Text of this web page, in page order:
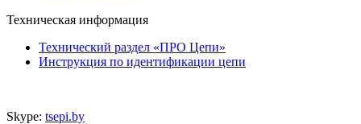
Техническая информация
Технический раздел «ПРО Цепи»
Инструкция по идентификации цепи
Skype: tsepi.by